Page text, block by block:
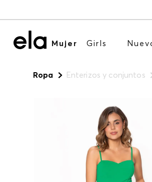
Mujer Girls
Ropa Enterizos y conjuntos